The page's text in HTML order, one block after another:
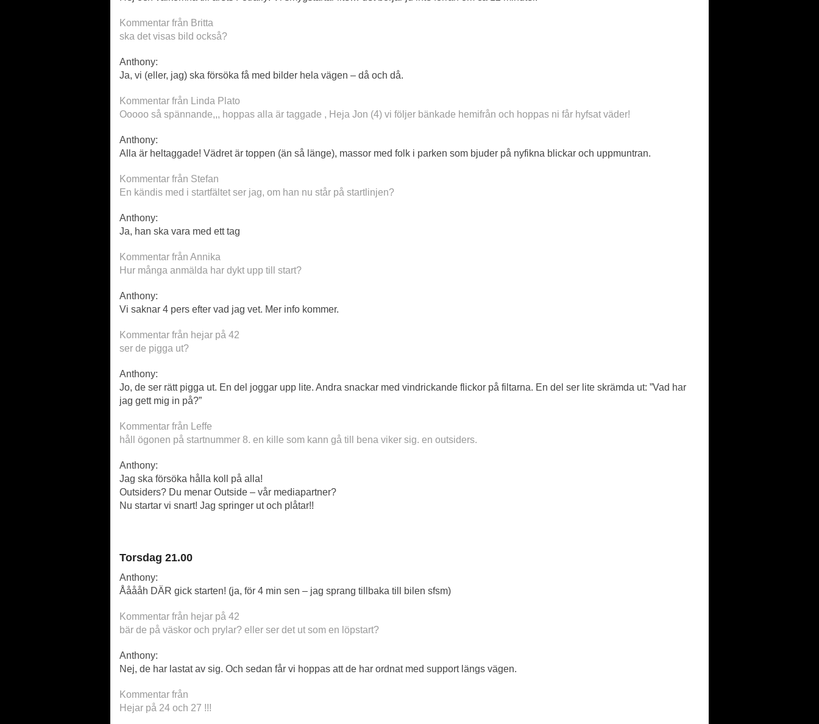
Kommentar från Britta
ska det visas bild också?
Anthony:
Ja, vi (eller, jag) ska försöka få med bilder hela vägen – då och då.
Kommentar från Linda Plato
Ooooo så spännande,,, hoppas alla är taggade , Heja Jon (4) vi följer bänkade hemifrån och hoppas ni får hyfsat väder!
Anthony:
Alla är heltaggade! Vädret är toppen (än så länge), massor med folk i parken som bjuder på nyfikna blickar och uppmuntran.
Kommentar från Stefan
En kändis med i startfältet ser jag, om han nu står på startlinjen?
Anthony:
Ja, han ska vara med ett tag
Kommentar från Annika
Hur många anmälda har dykt upp till start?
Anthony:
Vi saknar 4 pers efter vad jag vet. Mer info kommer.
Kommentar från hejar på 42
ser de pigga ut?
Anthony:
Jo, de ser rätt pigga ut. En del joggar upp lite. Andra snackar med vindrickande flickor på filtarna. En del ser lite skrämda ut: ”Vad har
jag gett mig in på?”
Kommentar från Leffe
håll ögonen på startnummer 8. en kille som kann gå till bena viker sig. en outsiders.
Anthony:
Jag ska försöka hålla koll på alla!
Outsiders? Du menar Outside – vår mediapartner?
Nu startar vi snart! Jag springer ut och plåtar!!
Torsdag 21.00
Anthony:
Ååååh DÄR gick starten! (ja, för 4 min sen – jag sprang tillbaka till bilen sfsm)
Kommentar från hejar på 42
bär de på väskor och prylar? eller ser det ut som en löpstart?
Anthony:
Nej, de har lastat av sig. Och sedan får vi hoppas att de har ordnat med support längs vägen.
Kommentar från
Hejar på 24 och 27 !!!